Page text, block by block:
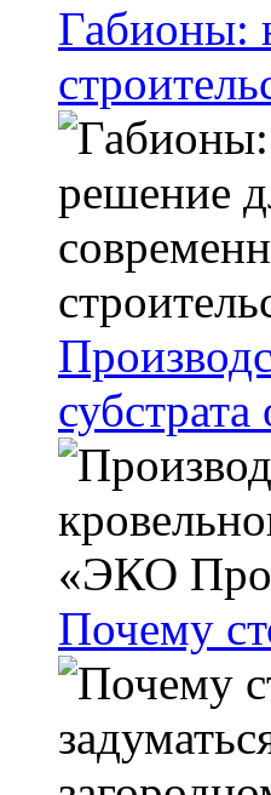
Габионы:
Почему